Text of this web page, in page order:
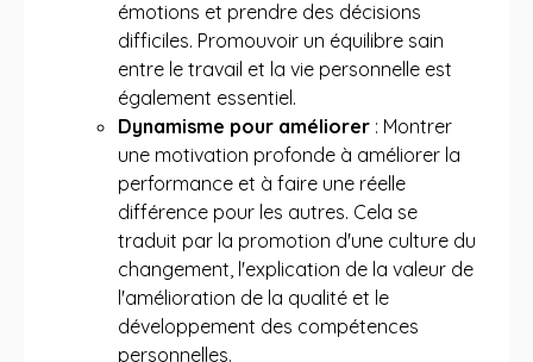
émotions et prendre des décisions
difficiles. Promouvoir un équilibre sain
entre le travail et la vie personnelle est
également essentiel.
Dynamisme pour améliorer : Montrer
une motivation profonde à améliorer la
performance et à faire une réelle
différence pour les autres. Cela se
traduit par la promotion d'une culture du
changement, l'explication de la valeur de
l'amélioration de la qualité et le
développement des compétences
personnelles.